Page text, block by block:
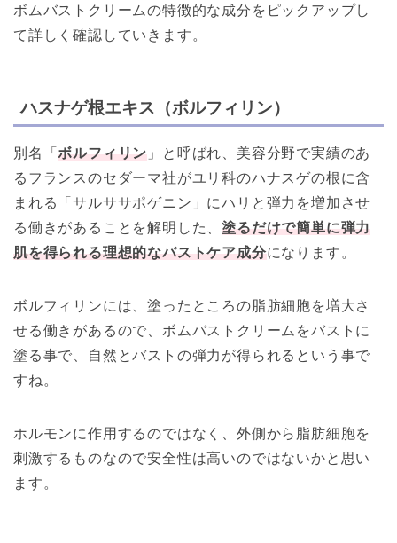
ボムバストクリームの特徴的な成分をピックアップし
て詳しく確認していきます。
ハスナゲ根エキス（ボルフィリン）
別名「ボルフィリン 」と呼ばれ、美容分野で実績のあ
るフランスのセダーマ社がユリ科のハナスゲの根に含
まれる「サルササポゲニン」にハリと弾力を増加させ
る働きがあることを解明した、塗るだけで簡単に弾力
肌を得られる理想的なバストケア成分になります。
ボルフィリンには、塗ったところの脂肪細胞を増大さ
せる働きがあるので、ボムバストクリームをバストに
塗る事で、自然とバストの弾力が得られるという事で
すね。
ホルモンに作用するのではなく、外側から脂肪細胞を
刺激するものなので安全性は高いのではないかと思い
ます。